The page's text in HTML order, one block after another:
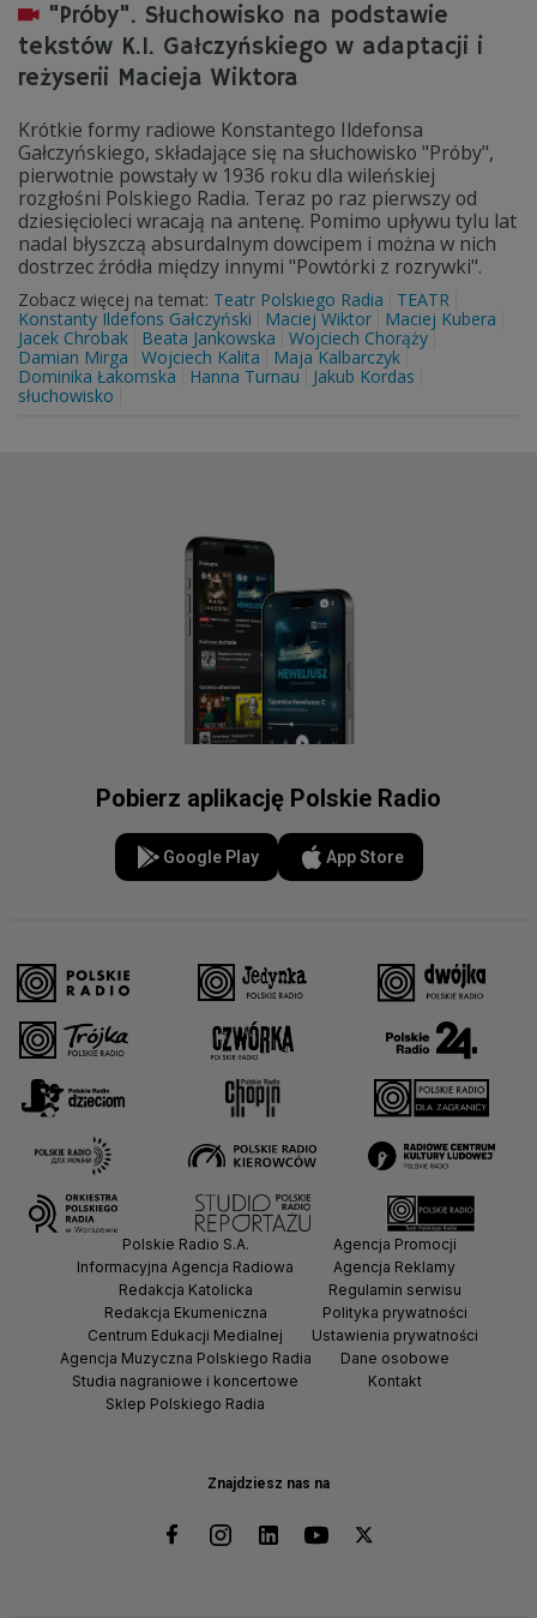
"Próby". Słuchowisko na podstawie
tekstów K.I. Gałczyńskiego w adaptacji i
reżyserii Macieja Wiktora
Krótkie formy radiowe Konstantego Ildefonsa
Gałczyńskiego, składające się na słuchowisko "Próby",
pierwotnie powstały w 1936 roku dla wileńskiej
rozgłośni Polskiego Radia. Teraz po raz pierwszy od
dziesięcioleci wracają na antenę. Pomimo upływu tylu lat
nadal błyszczą absurdalnym dowcipem i można w nich
dostrzec źródła między innymi "Powtórki z rozrywki".
Zobacz więcej na temat: Teatr Polskiego Radia
TEATR
Konstanty Ildefons Gałczyński
Maciej Wiktor
Maciej Kubera
Jacek Chrobak
Beata Jankowska
Wojciech Chorąży
Damian Mirga
Wojciech Kalita
Maja Kalbarczyk
Dominika Łakomska
Hanna Turnau
Jakub Kordas
słuchowisko
Pobierz aplikację Polskie Radio
Google Play App Store
Znajdziesz nas na
Polskie Radio S.A.
Informacyjna Agencja Radiowa
Redakcja Katolicka
Redakcja Ekumeniczna
Centrum Edukacji Medialnej
Agencja Muzyczna Polskiego Radia
Studia nagraniowe i koncertowe
Sklep Polskiego Radia
Agencja Promocji
Agencja Reklamy
Regulamin serwisu
Polityka prywatności
Ustawienia prywatności
Dane osobowe
Kontakt